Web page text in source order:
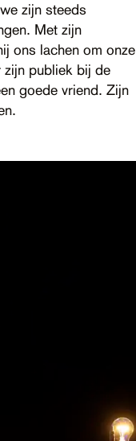
zijn steeds
Met zijn
ons lachen om onze
zijn publiek bij de
goede vriend. Zijn